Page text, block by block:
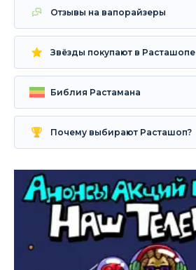
Отзывы на вапорайзеры
Звёзды покупают в Расташопе
Библия Растамана
Почему выбирают Расташоп?